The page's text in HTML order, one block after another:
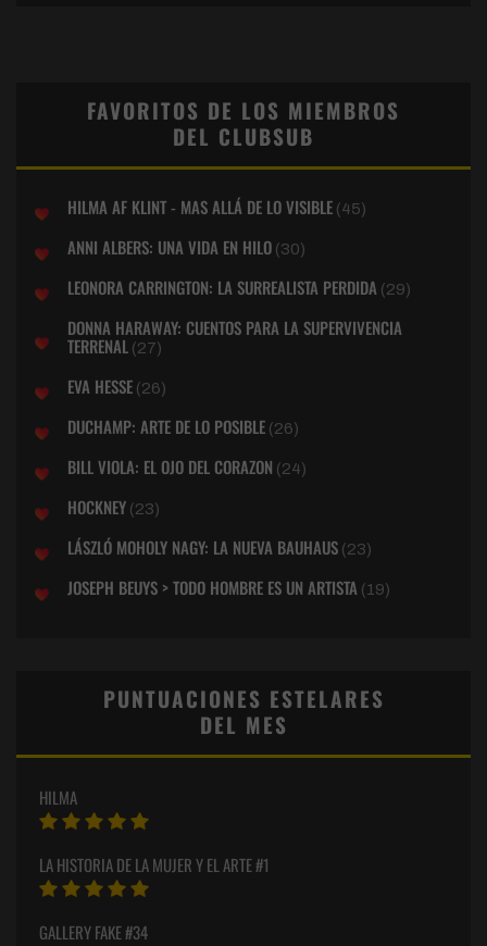
FAVORITOS DE LOS MIEMBROS
DEL CLUBSUB
HILMA AF KLINT - MAS ALLÁ DE LO VISIBLE (45)
ANNI ALBERS: UNA VIDA EN HILO (30)
LEONORA CARRINGTON: LA SURREALISTA PERDIDA (29)
DONNA HARAWAY: CUENTOS PARA LA SUPERVIVENCIA
TERRENAL (27)
EVA HESSE (26)
DUCHAMP: ARTE DE LO POSIBLE (26)
BILL VIOLA: EL OJO DEL CORAZON (24)
HOCKNEY (23)
LÁSZLÓ MOHOLY NAGY: LA NUEVA BAUHAUS (23)
JOSEPH BEUYS > TODO HOMBRE ES UN ARTISTA (19)
PUNTUACIONES ESTELARES
DEL MES
HILMA
LA HISTORIA DE LA MUJER Y EL ARTE #1
GALLERY FAKE #34